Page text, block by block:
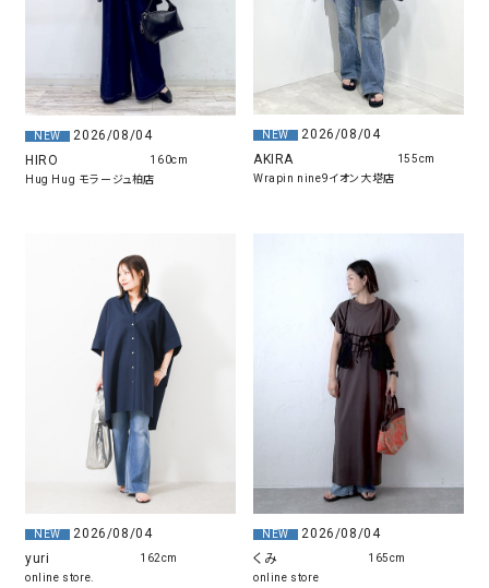
NEW
2026/08/04
HIRO
Hug Hug モラージュ柏店
160cm
NEW
2026/08/04
AKIRA
Wrapin nine9イオン大塔店
155cm
NEW
2026/08/04
yuri
online store.
162cm
NEW
2026/08/04
くみ
online store
165cm